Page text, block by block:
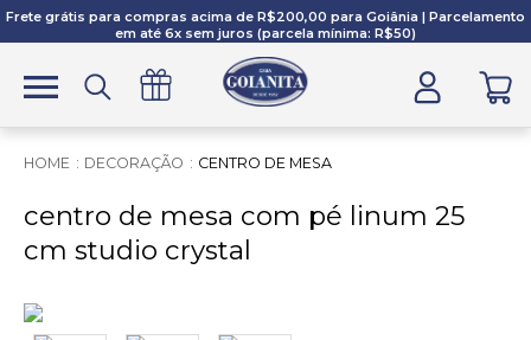
Frete grátis para compras acima de R$200,00 para Goiânia | Parcelamento
em até 6x sem juros (parcela mínima: R$50)
DECORAÇÃO CENTRO DE MESA
centro de mesa com pé linum 25
cm studio crystal